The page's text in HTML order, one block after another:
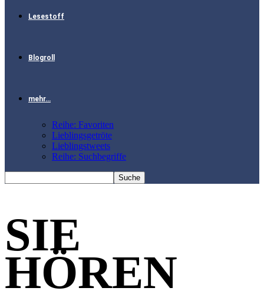
Lesestoff
Blogroll
mehr…
Reihe: Favoriten
Lieblingsgetröte
Lieblingstweets
Reihe: Suchbegriffe
SIE
HÖREN